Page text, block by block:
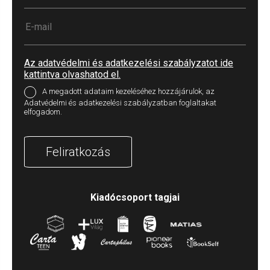
Az adatvédelmi és adatkezelési szabályzatot ide
kattintva olvashatod el.
A megadott adataim kezeléséhez hozzájárulok, az
Adatvédelmi és adatkezelési szabályzatban foglaltakat
elfogadom.
Feliratkozás
Kiadócsoport tagjai